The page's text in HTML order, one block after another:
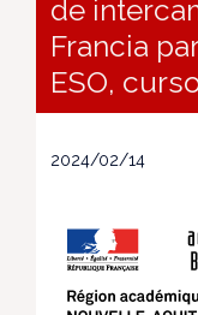
de
Francia
ESO,
2024/02/14